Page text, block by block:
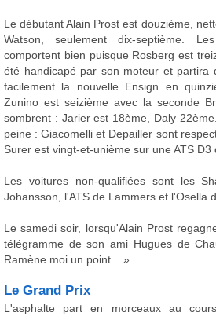
Le débutant Alain Prost est douzième,
Watson, seulement dix-septième.
comportent bien puisque Rosberg est
été handicapé par son moteur et partira
facilement la nouvelle Ensign en
Zunino est seizième avec la seconde
sombrent : Jarier est 18ème, Daly
peine : Giacomelli et Depailler sont
Surer est vingt-et-unième sur une ATS D3
Les voitures non-qualifiées sont les
Johansson, l'ATS de Lammers et l'Osella
Le samedi soir, lorsqu'Alain Prost
télégramme de son ami Hugues de
Ramène moi un point... »
Le Grand Prix
L'asphalte part en morceaux au